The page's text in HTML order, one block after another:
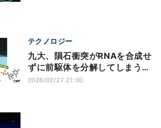
テクノロジー
九大、隕石衝突がRNAを合成せ
ずに前駆体を分解してしまうこ
とを発見
2026/02/27 21:00